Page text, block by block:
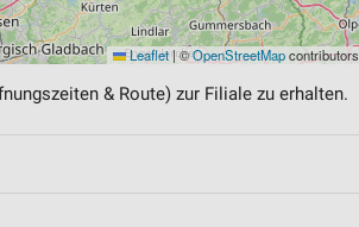
Leaflet|©OpenStreetMapcontributors
& Route) zur Filiale zu erhalten.